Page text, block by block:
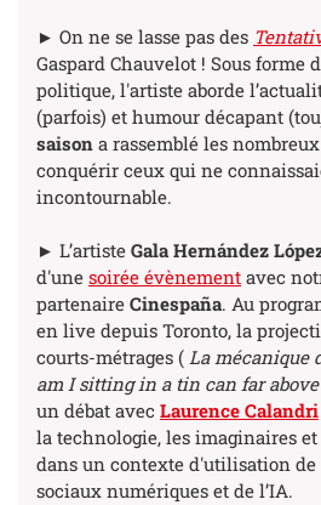
► On ne se lasse pas des
Gaspard Chauvelot ! Sous forme
politique, l'artiste aborde
(parfois) et humour décapant
saison a rassemblé les
conquérir ceux qui ne
incontournable.
► L’artiste Gala Hernández
d'une soirée évènement avec
partenaire Cinespaña. Au
en live depuis Toronto, la
courts-métrages ( La mécanique
am I sitting in a tin can far
un débat avec Laurence Calandri
la technologie, les imaginaires
dans un contexte d'utilisation de
sociaux numériques et de l’IA.